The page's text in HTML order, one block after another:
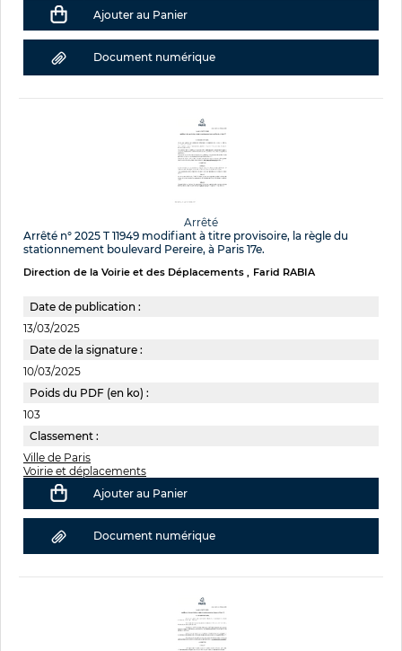
Ajouter au Panier
Document numérique
Arrêté
Arrêté n° 2025 T 11949 modifiant à titre provisoire, la règle du
stationnement boulevard Pereire, à Paris 17e.
Direction de la Voirie et des Déplacements Farid RABIA
Date de publication :
13/03/2025
Date de la signature :
10/03/2025
Poids du PDF (en ko) :
103
Classement :
Ville de Paris
Voirie et déplacements
Ajouter au Panier
Document numérique